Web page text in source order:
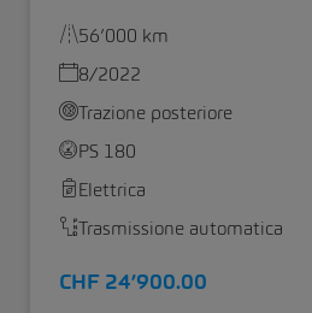
56’000 km
8/2022
Trazione posteriore
PS 180
Elettrica
Trasmissione automatica
CHF 24’900.00